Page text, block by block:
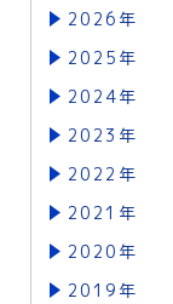
2026年
2025年
2024年
2023年
2022年
2021年
2020年
2019年